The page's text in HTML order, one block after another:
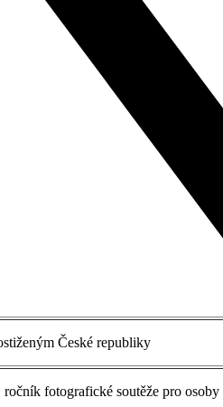
České republiky
fotografické soutěže pro osoby